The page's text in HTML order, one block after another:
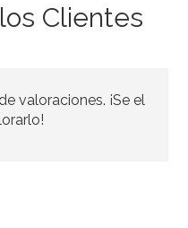
Clientes
valoraciones. ¡Se el